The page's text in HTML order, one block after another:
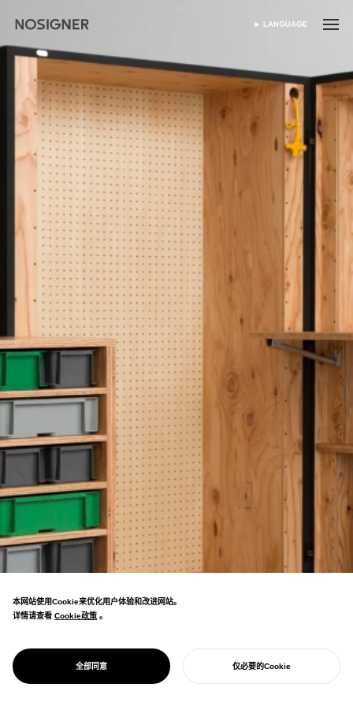
首页 SELECT LANGUAGE
LANGUAGE
OPEN SOHKO
DESIGN
创造性重塑仓库空间的设计项目。免费提供开
源家具设计，让仓库改造更加灵活。
本网站使用Cookie来优化用户体验和改进网站。
详情请查看 Cookie政策
Cookie政策 。
全部同意 仅必要的Cookie